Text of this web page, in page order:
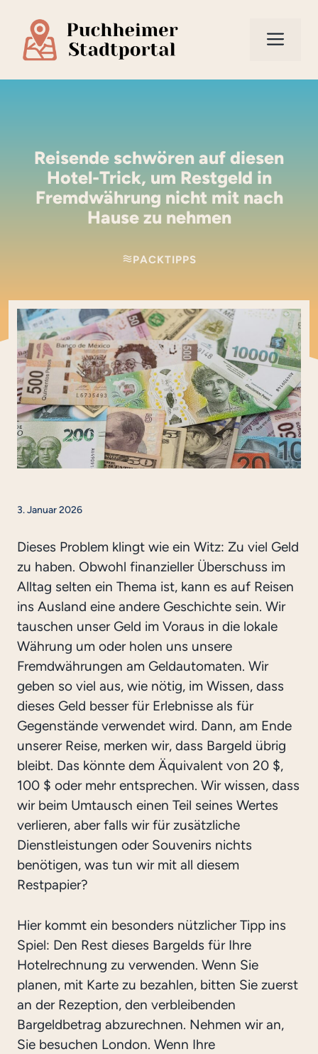
Inhalt
springen
Reisende schwören auf diesen
Hotel-Trick, um Restgeld in
Fremdwährung nicht mit nach
Hause zu nehmen
PACKTIPPS
3. Januar 2026
Dieses Problem klingt wie ein Witz: Zu viel Geld
zu haben. Obwohl finanzieller Überschuss im
Alltag selten ein Thema ist, kann es auf Reisen
ins Ausland eine andere Geschichte sein. Wir
tauschen unser Geld im Voraus in die lokale
Währung um oder holen uns unsere
Fremdwährungen am Geldautomaten. Wir
geben so viel aus, wie nötig, im Wissen, dass
dieses Geld besser für Erlebnisse als für
Gegenstände verwendet wird. Dann, am Ende
unserer Reise, merken wir, dass Bargeld übrig
bleibt. Das könnte dem Äquivalent von 20 $,
100 $ oder mehr entsprechen. Wir wissen, dass
wir beim Umtausch einen Teil seines Wertes
verlieren, aber falls wir für zusätzliche
Dienstleistungen oder Souvenirs nichts
benötigen, was tun wir mit all diesem
Restpapier?
Hier kommt ein besonders nützlicher Tipp ins
Spiel: Den Rest dieses Bargelds für Ihre
Hotelrechnung zu verwenden. Wenn Sie
planen, mit Karte zu bezahlen, bitten Sie zuerst
an der Rezeption, den verbleibenden
Bargeldbetrag abzurechnen. Nehmen wir an,
Sie besuchen London. Wenn Ihre